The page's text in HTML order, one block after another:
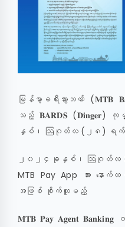
မြန်မာ့ခရီးသွားဘဏ်
သည့် 𝐁𝐀𝐑𝐃𝐒 (𝐃𝐢𝐧𝐠𝐞𝐫)
နှစ်၊ ဩဂုတ်လ (၂၈) ရက်
၂၀၂၄ခုနှစ်၊ ဩဂုတ်လ (၂
MTB Pay App အား နေ
အဖြစ် စိုက်ထူမည့်
𝐌𝐓𝐁 𝐏𝐚𝐲 𝐀𝐠𝐞𝐧𝐭